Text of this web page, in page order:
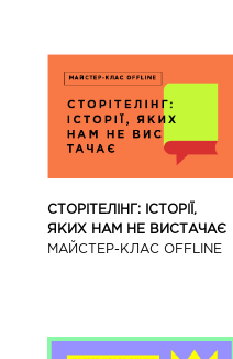
СТОРІТЕЛІНГ: ІСТОРІЇ,
ЯКИХ НАМ НЕ ВИСТАЧАЄ
МАЙСТЕР-КЛАС OFFLINE